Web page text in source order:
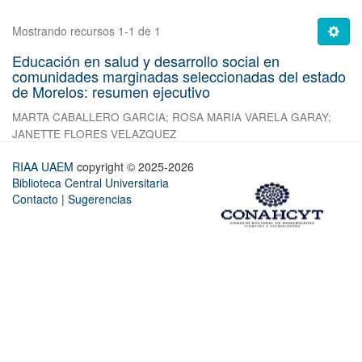
Mostrando recursos 1-1 de 1
Educación en salud y desarrollo social en
comunidades marginadas seleccionadas del estado
de Morelos: resumen ejecutivo
MARTA CABALLERO GARCIA; ROSA MARIA VARELA GARAY;
JANETTE FLORES VELAZQUEZ
RIAA UAEM copyright © 2025-2026
Biblioteca Central Universitaria
Contacto | Sugerencias